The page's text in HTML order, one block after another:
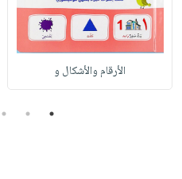
الأرقام والأشكال و
1
2
3